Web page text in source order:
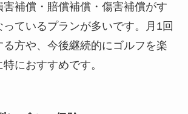
害補償・賠償補償・傷害補償がす
ているプランが多いです。月1回
る方や、今後継続的にゴルフを楽
におすすめです。